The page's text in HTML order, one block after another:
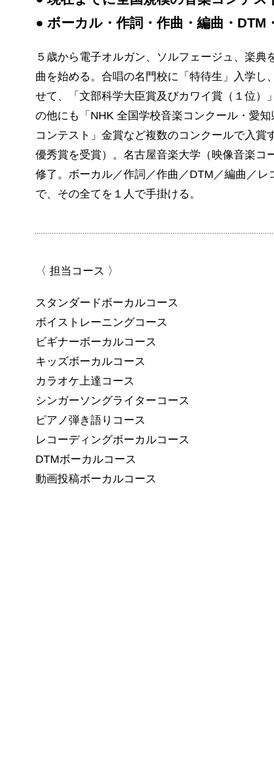
● ボーカル・作詞・作曲・編曲・
５歳から電子オルガン、ソルフェージュ、楽
曲を始める。合唱の名門校に「特待生」入学
せて、「文部科学大臣賞及びカワイ賞（１位
の他にも「NHK 全国学校音楽コンクール・愛
コンテスト」金賞など複数のコンクールで入
優秀賞を受賞）。 名古屋音楽大学（映像音楽コ
修了。 ボーカル／作詞／作曲／DTM／編曲／
で、その全てを１人で手掛ける。
〈 担当コース 〉
スタンダードボーカルコース
ボイストレーニングコース
ビギナーボーカルコース
キッズボーカルコース
カラオケ上達コース
シンガーソングライターコース
ピアノ弾き語りコース
レコーディングボーカルコース
DTMボーカルコース
動画投稿ボーカルコース